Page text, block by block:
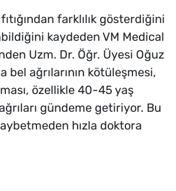
farklılık gösterdiğini
kaydeden VM Medical
Uzm. Dr. Öğr. Üyesi Oğuz
ağrılarının kötüleşmesi,
özellikle 40-45 yaş
gündeme getiriyor. Bu
hızla doktora